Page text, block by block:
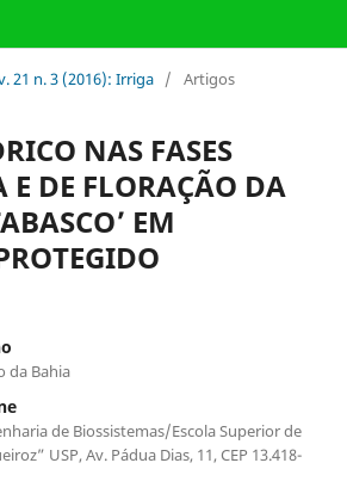
21 n. 3 (2016): Irriga / Artigos
NAS FASES
E DE FLORAÇÃO DA
EM
da Bahia
de Biossistemas/Escola Superior de
USP, Av. Pádua Dias, 11, CEP 13.418-